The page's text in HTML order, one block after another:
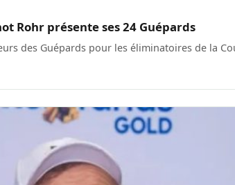
Rohr présente ses 24 Guépards
des Guépards pour les éliminatoires de la